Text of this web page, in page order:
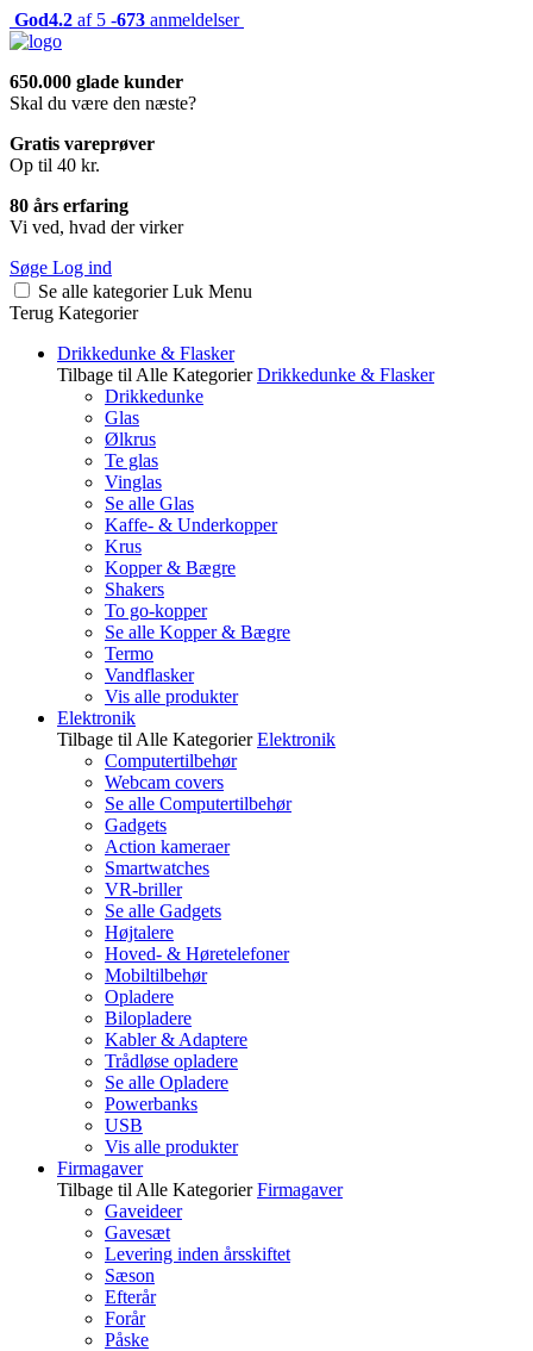
God4.2 af 5 -673 anmeldelser
650.000 glade kunder
Skal du være den næste?
Gratis vareprøver
Op til 40 kr.
80 års erfaring
Vi ved, hvad der virker
Søge Log ind
Se alle kategorier Luk Menu
Terug Kategorier
Drikkedunke & Flasker
Tilbage til Alle Kategorier Drikkedunke & Flasker
Drikkedunke
Glas
Ølkrus
Te glas
Vinglas
Se alle Glas
Kaffe- & Underkopper
Krus
Kopper & Bægre
Shakers
To go-kopper
Se alle Kopper & Bægre
Termo
Vandflasker
Vis alle produkter
Elektronik
Tilbage til Alle Kategorier Elektronik
Computertilbehør
Webcam covers
Se alle Computertilbehør
Gadgets
Action kameraer
Smartwatches
VR-briller
Se alle Gadgets
Højtalere
Hoved- & Høretelefoner
Mobiltilbehør
Opladere
Bilopladere
Kabler & Adaptere
Trådløse opladere
Se alle Opladere
Powerbanks
USB
Vis alle produkter
Firmagaver
Tilbage til Alle Kategorier Firmagaver
Gaveideer
Gavesæt
Levering inden årsskiftet
Sæson
Efterår
Forår
Påske